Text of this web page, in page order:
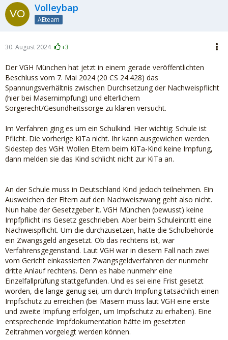
Volleybap
AEteam
30. August 2024 +3
Der VGH München hat jetzt in einem gerade veröffentlichten
Beschluss vom 7. Mai 2024 (20 CS 24.428) das
Spannungsverhältnis zwischen Durchsetzung der Nachweispflicht
(hier bei Masernimpfung) und elterlichem
Sorgerecht/Gesundheitssorge zu klären versucht.
Im Verfahren ging es um ein Schulkind. Hier wichtig: Schule ist
Pflicht. Die vorherige KiTa nicht. Ihr kann ausgewichen werden.
Sidestep des VGH: Wollen Eltern beim KiTa-Kind keine Impfung,
dann melden sie das Kind schlicht nicht zur KiTa an.
An der Schule muss in Deutschland Kind jedoch teilnehmen. Ein
Ausweichen der Eltern auf den Nachweiszwang geht also nicht.
Nun habe der Gesetzgeber lt. VGH München (bewusst) keine
Impfpflicht ins Gesetz geschrieben. Aber beim Schuleintritt eine
Nachweispflicht. Um die durchzusetzen, hatte die Schulbehörde
ein Zwangsgeld angesetzt. Ob das rechtens ist, war
Verfahrensgegenstand. Laut VGH war in diesem Fall nach zwei
vom Gericht einkassierten Zwangsgeldverfahren der nunmehr
dritte Anlauf rechtens. Denn es habe nunmehr eine
Einzelfallprüfung stattgefunden. Und es sei eine Frist gesetzt
worden, die lange genug sei, um durch Impfung tatsächlich einen
Impfschutz zu erreichen (bei Masern muss laut VGH eine erste
und zweite Impfung erfolgen, um Impfschutz zu erhalten). Eine
entsprechende Impfdokumentation hätte im gesetzten
Zeitrahmen vorgelegt werden können.